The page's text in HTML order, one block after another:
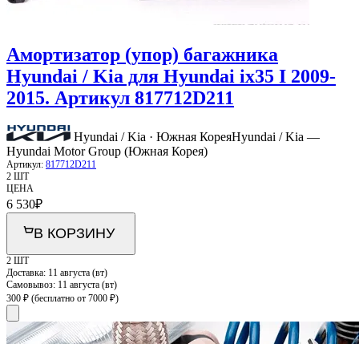
Амортизатор (упор) багажника
Hyundai / Kia для Hyundai ix35 I 2009-
2015. Артикул 817712D211
Hyundai / Kia · Южная КореяHyundai / Kia —
Hyundai Motor Group (Южная Корея)
Артикул: 817712D211
2 ШТ
ЦЕНА
6 530₽
В КОРЗИНУ
2 ШТ
Доставка: 11 августа (вт)
Самовывоз: 11 августа (вт)
300 ₽ (бесплатно от 7000 ₽)